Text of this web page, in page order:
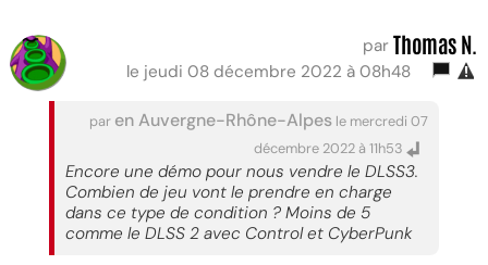
par Thomas N.
le jeudi 08 décembre 2022 à 08h48
par en Auvergne-Rhône-Alpes le mercredi 07
décembre 2022 à 11h53
Encore une démo pour nous vendre le DLSS3.
Combien de jeu vont le prendre en charge
dans ce type de condition ? Moins de 5
comme le DLSS 2 avec Control et CyberPunk